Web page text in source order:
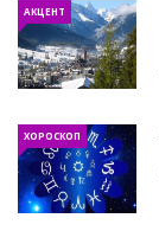
АКЦЕНТ
ХОРОСКОП